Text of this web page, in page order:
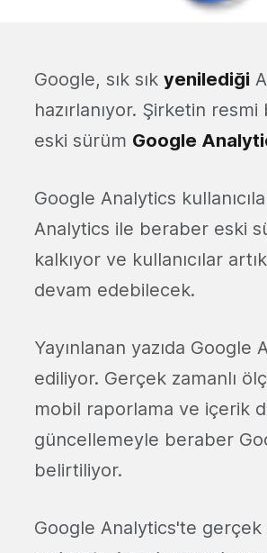
Google, sık sık yenilediği
hazırlanıyor. Şirketin
eski sürüm Google
Google Analytics
Analytics ile beraber eski
kalkıyor ve kullanıcılar
devam edebilecek.
Yayınlanan yazıda
ediliyor. Gerçek zamanlı
mobil raporlama ve içerik
güncellemeyle beraber
belirtiliyor.
Google Analytics'te gerçek